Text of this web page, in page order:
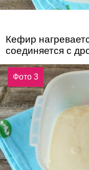
Кефир
соединяется с
Фото 3